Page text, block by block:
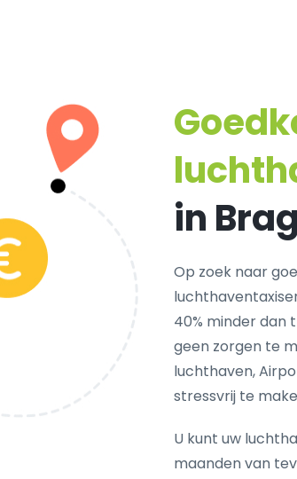
in
Op zoek naar
40% minder dan
geen zorgen te
luchthaven,
stressvrij te
U kunt uw
maanden van